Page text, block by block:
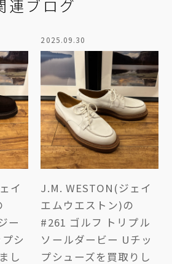
連ブログ
イ
ー
シ
し
2025.09.30
J.M. WESTON(ジェイ
エムウエストン)の
#261 ゴルフ トリプル
ソールダービー Uチッ
プシューズを買取りし